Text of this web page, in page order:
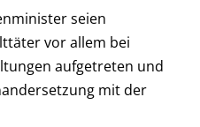
seien
vor allem bei
aufgetreten und
mit der